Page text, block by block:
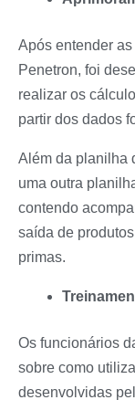
Após entender
Penetron, foi
realizar os
partir dos dados
Além da planilha
uma outra
contendo
saída de
primas.
Os funcionários
sobre como
desenvolvidas